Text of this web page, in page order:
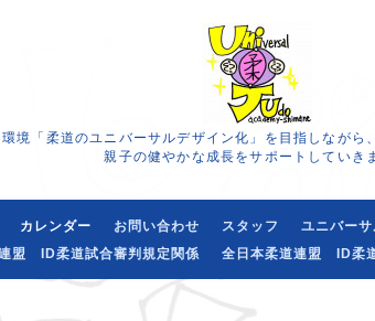
境「柔道のユニバーサルデザイン化」を目指しながら
親子の健やかな成長をサポートしていき
カレンダー お問い合わせ スタッフ ユニバー
盟 ID柔道試合審判規定関係 全日本柔道連盟 ID柔